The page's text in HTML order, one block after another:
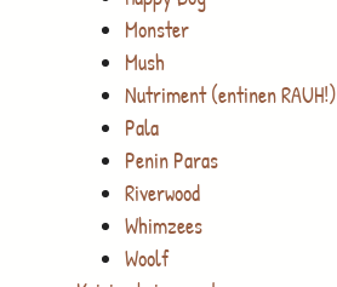
Monster
Mush
Nutriment (entinen RAUH!)
Pala
Penin Paras
Riverwood
Whimzees
Woolf